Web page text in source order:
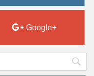
Google+